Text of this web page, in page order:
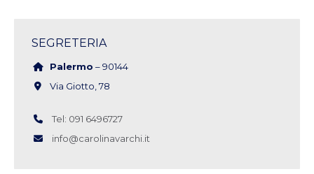
SEGRETERIA
Palermo – 90144
Via Giotto, 78
Tel: 091 6496727
info@carolinavarchi.it